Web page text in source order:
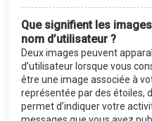
Que signifient les
nom d’utilisateur ?
Deux images peuvent
d’utilisateur lorsque vous
être une image associée à
représentée par des étoiles,
permet d’indiquer votre